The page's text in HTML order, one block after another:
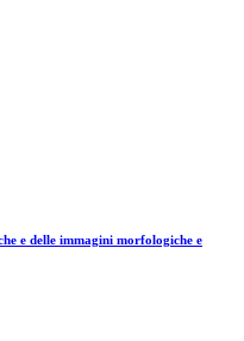
e delle immagini morfologiche e